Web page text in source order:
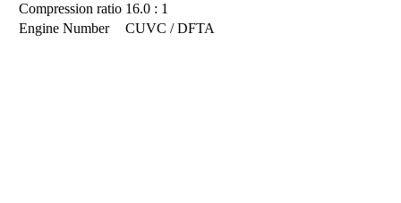
Compression ratio 16.0 : 1
Engine Number
CUVC / DFTA